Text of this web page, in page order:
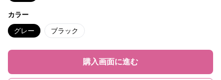
カラー
グレー ブラック
購入画面に進む